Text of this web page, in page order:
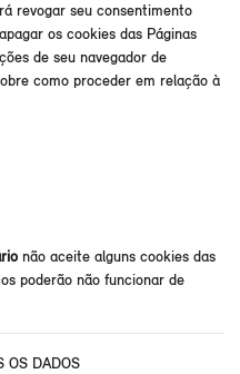
revogar seu consentimento
os cookies das Páginas
de seu navegador de
como proceder em relação à
não aceite alguns cookies das
poderão não funcionar de
OS DADOS